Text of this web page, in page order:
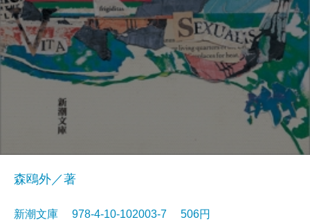
森鴎外／著
新潮文庫 978-4-10-102003-7 506円